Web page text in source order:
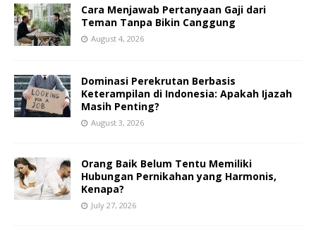
Cara Menjawab Pertanyaan Gaji dari
Teman Tanpa Bikin Canggung
August 4, 2026
Dominasi Perekrutan Berbasis
Keterampilan di Indonesia: Apakah Ijazah
Masih Penting?
August 3, 2026
Orang Baik Belum Tentu Memiliki
Hubungan Pernikahan yang Harmonis,
Kenapa?
July 27, 2026